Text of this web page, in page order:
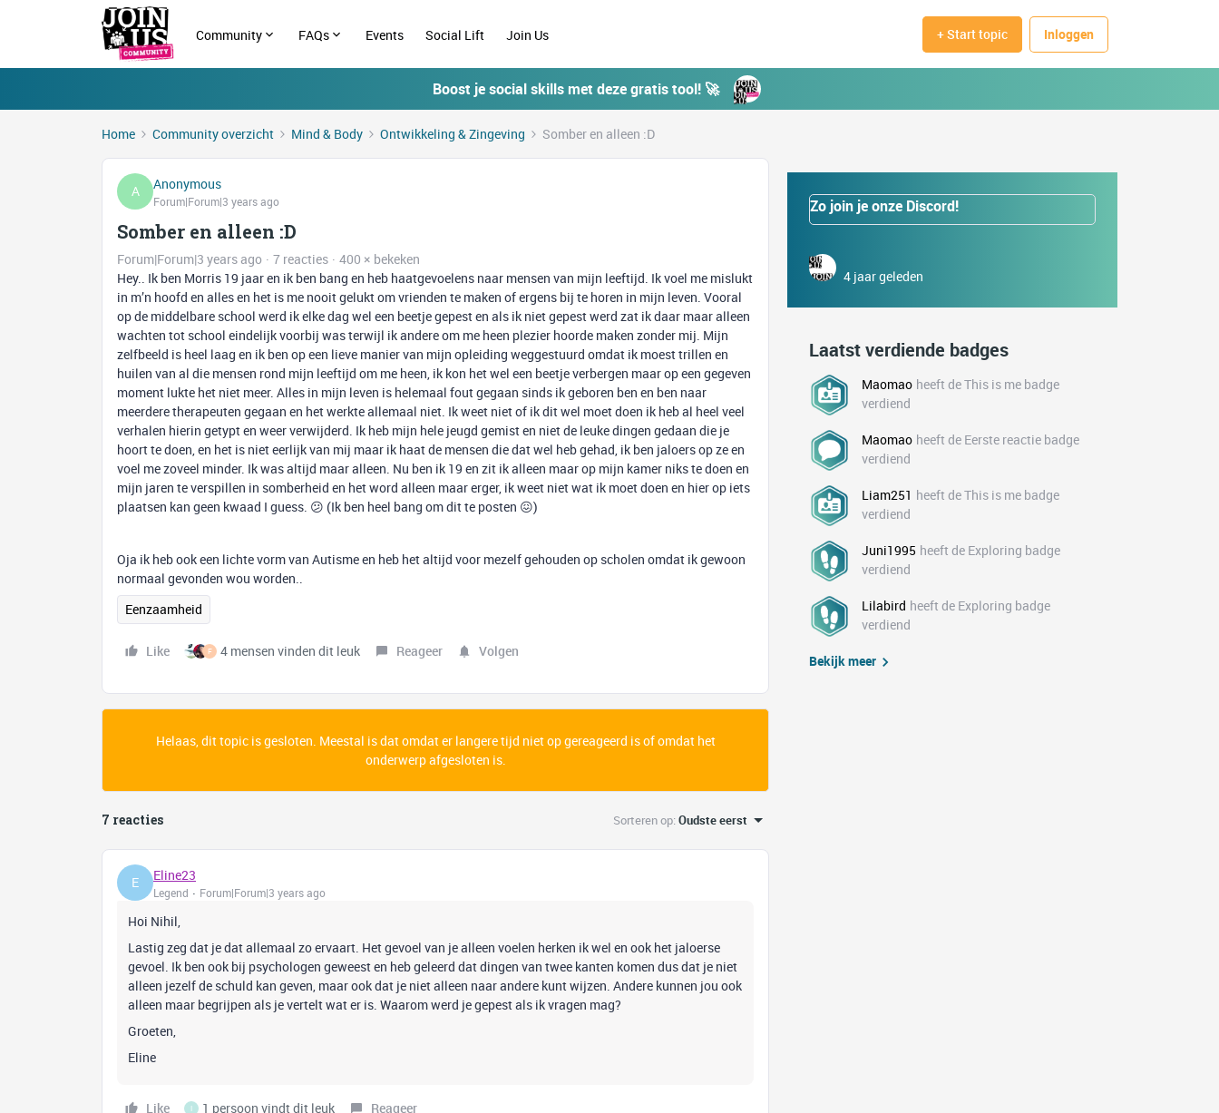
Community FAQs Events Social Lift Join Us + Start topic Inloggen
Boost je social skills met deze gratis tool! 🚀
Home Community overzicht Mind & Body Ontwikkeling & Zingeving Somber en alleen :D
A Anonymous
Forum|Forum|3 years ago
Somber en alleen :D
Forum|Forum|3 years ago 7 reacties
400 × bekeken
Hey.. Ik ben Morris 19 jaar en ik ben bang en heb haatgevoelens naar mensen van mijn leeftijd. Ik voel me mislukt
in m’n hoofd en alles en het is me nooit gelukt om vrienden te maken of ergens bij te horen in mijn leven. Vooral
op de middelbare school werd ik elke dag wel een beetje gepest en als ik niet gepest werd zat ik daar maar alleen
wachten tot school eindelijk voorbij was terwijl ik andere om me heen plezier hoorde maken zonder mij. Mijn
zelfbeeld is heel laag en ik ben op een lieve manier van mijn opleiding weggestuurd omdat ik moest trillen en
huilen van al die mensen rond mijn leeftijd om me heen, ik kon het wel een beetje verbergen maar op een gegeven
moment lukte het niet meer. Alles in mijn leven is helemaal fout gegaan sinds ik geboren ben en ben naar
meerdere therapeuten gegaan en het werkte allemaal niet. Ik weet niet of ik dit wel moet doen ik heb al heel veel
verhalen hierin getypt en weer verwijderd. Ik heb mijn hele jeugd gemist en niet de leuke dingen gedaan die je
hoort te doen, en het is niet eerlijk van mij maar ik haat de mensen die dat wel heb gehad, ik ben jaloers op ze en
voel me zoveel minder. Ik was altijd maar alleen. Nu ben ik 19 en zit ik alleen maar op mijn kamer niks te doen en
mijn jaren te verspillen in somberheid en het word alleen maar erger, ik weet niet wat ik moet doen en hier op iets
plaatsen kan geen kwaad I guess. 😕 (Ik ben heel bang om dit te posten 😖)
Oja ik heb ook een lichte vorm van Autisme en heb het altijd voor mezelf gehouden op scholen omdat ik gewoon
normaal gevonden wou worden..
Eenzaamheid
Like F 4 mensen vinden dit leuk Reageer Volgen
Helaas, dit topic is gesloten. Meestal is dat omdat er langere tijd niet op gereageerd is of omdat het
onderwerp afgesloten is.
7 reacties Sorteren op:Oudste eerst
E Eline23
Legend Forum|Forum|3 years ago
Hoi Nihil,
Lastig zeg dat je dat allemaal zo ervaart. Het gevoel van je alleen voelen herken ik wel en ook het jaloerse
gevoel. Ik ben ook bij psychologen geweest en heb geleerd dat dingen van twee kanten komen dus dat je niet
alleen jezelf de schuld kan geven, maar ook dat je niet alleen naar andere kunt wijzen. Andere kunnen jou ook
alleen maar begrijpen als je vertelt wat er is. Waarom werd je gepest als ik vragen mag?
Groeten,
Eline
Like I 1 persoon vindt dit leuk Reageer
Zo join je onze Discord!
4 jaar geleden
Laatst verdiende badges
Maomao heeft de This is me badge
verdiend
Maomao heeft de Eerste reactie badge
verdiend
Liam251 heeft de This is me badge
verdiend
Juni1995 heeft de Exploring badge
verdiend
Lilabird heeft de Exploring badge
verdiend
Bekijk meer